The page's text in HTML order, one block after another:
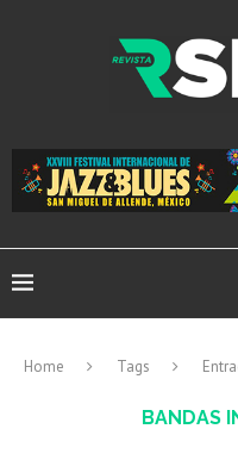
Home Tags
BANDAS